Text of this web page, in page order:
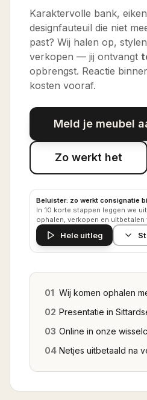
Karaktervolle bank,
designfauteuil die niet
past? Wij halen op,
verkopen — jij ontvangt
opbrengst. Reactie
kosten vooraf.
Meld je meubel
Zo werkt het
Beluister: zo werkt consignatie
In 10 korte stappen leggen we
ophalen, verkopen en uitbetalen
Hele uitleg
01 Wij komen ophalen
02 Presentatie in
03 Online in onze
04 Netjes uitbetaald na